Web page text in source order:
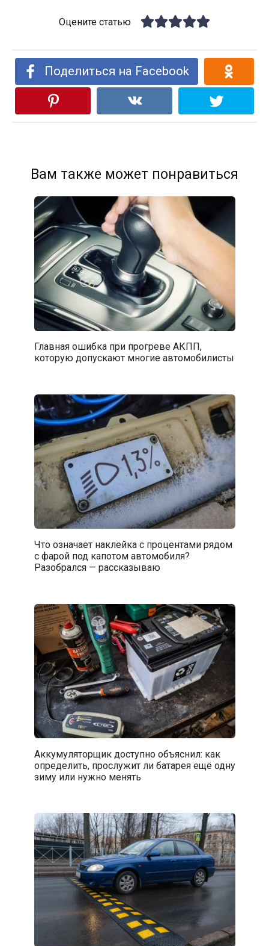
Оцените статью
Поделиться на Facebook
Вам также может понравиться
Главная ошибка при прогреве АКПП,
которую допускают многие автомобилисты
Что означает наклейка с процентами рядом
с фарой под капотом автомобиля?
Разобрался — рассказываю
Аккумуляторщик доступно объяснил: как
определить, прослужит ли батарея ещё одну
зиму или нужно менять